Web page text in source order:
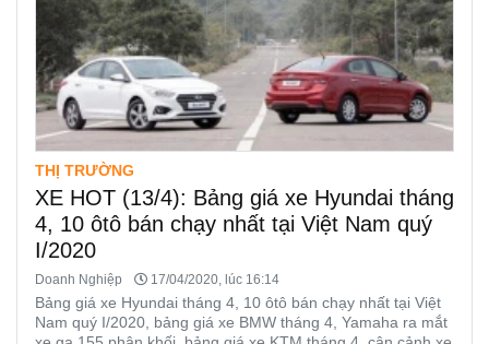
THỊ TRƯỜNG
XE HOT (13/4): Bảng giá xe Hyundai tháng
4, 10 ôtô bán chạy nhất tại Việt Nam quý
I/2020
Doanh Nghiệp 17/04/2020, lúc 16:14
Bảng giá xe Hyundai tháng 4, 10 ôtô bán chạy nhất tại Việt
Nam quý I/2020, bảng giá xe BMW tháng 4, Yamaha ra mắt